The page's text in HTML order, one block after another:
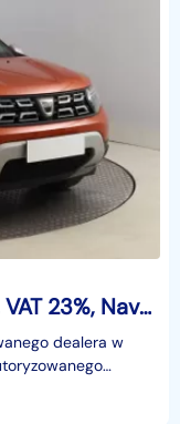
Dacia Duster I , Salon Polska, VAT 23%, Navi, Klimatronic, Tempomat,
dealera w